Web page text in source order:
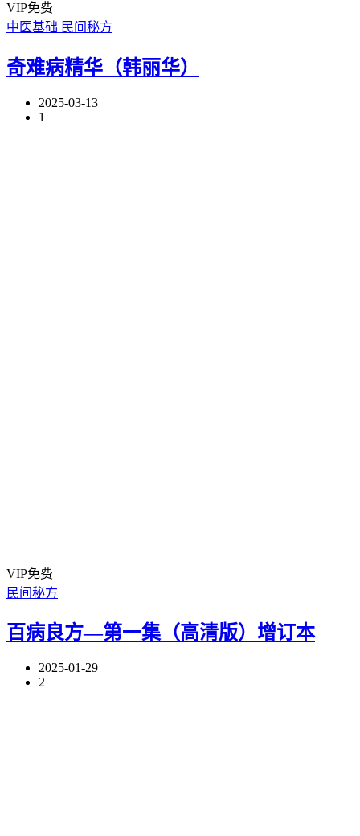
VIP免费
中医基础 民间秘方
奇难病精华（韩丽华）
2025-03-13
1
VIP免费
民间秘方
百病良方—第一集（高清版）增订本
2025-01-29
2